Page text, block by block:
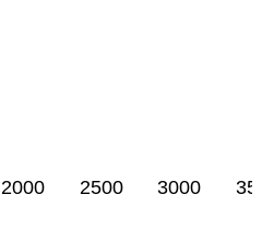
2000 2500 3000